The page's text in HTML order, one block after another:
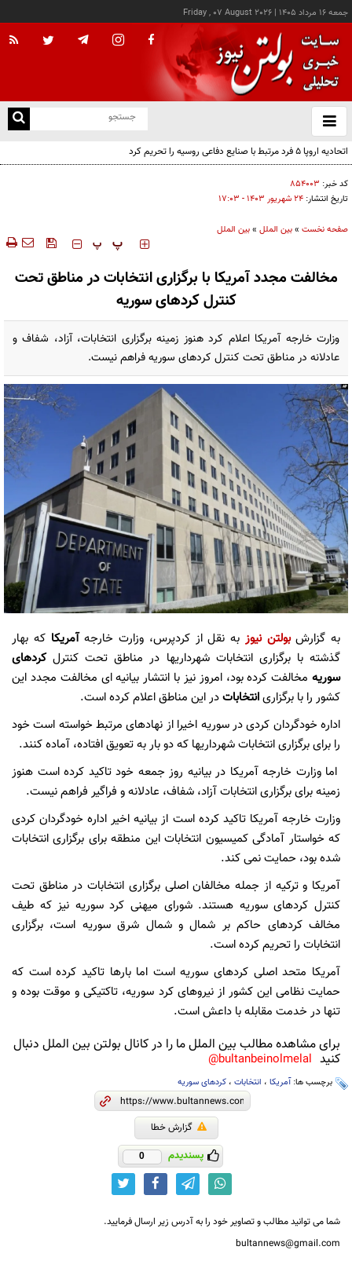
جمعه ۱۶ مرداد ۱۴۰۵ |
Friday , 07 August 2026
باز
و
اتحادیه اروپا ۵ فرد مرتبط با صنایع دفاعی روسیه را تحریم کرد
کد خبر: ۸۵۴۰۰۳
تاریخ انتشار: ۲۴ شهريور ۱۴۰۳ - ۱۷:۰۳
صفحه نخست »بین الملل »بین الملل
‍‍‍ پ پ
مخالفت مجدد آمریکا با برگزاری انتخابات در مناطق تحت
کنترل کردهای سوریه
وزارت خارجه آمریکا اعلام کرد هنوز زمینه برگزاری انتخابات، آزاد، شفاف و
عادلانه در مناطق تحت کنترل کردهای سوریه فراهم نیست.
به گزارش بولتن نیوز به نقل از کردپرس، وزارت خارجهآمریکاکه بهار
گذشته با برگزاری انتخابات شهرداریها در مناطق تحت کنترلکردهای
سوریه مخالفت کرده بود، امروز نیز با انتشار بیانیه ای مخالفت مجدد این
کشور را با برگزاریانتخاباتدر این مناطق اعلام کرده است.
اداره خودگردان کردی در سوریه اخیرا از نهادهای مرتبط خواسته است خود
را برای برگزاری انتخابات شهرداریها که دو بار به تعویق افتاده، آماده کنند.
اما وزارت خارجه آمریکا در بیانیه روز جمعه خود تاکید کرده است هنوز
زمینه برای برگزاری انتخابات آزاد، شفاف، عادلانه و فراگیر فراهم نیست.
وزارت خارجه آمریکا تاکید کرده است از بیانیه اخیر اداره خودگردان کردی
که خواستار آمادگی کمیسیون انتخابات این منطقه برای برگزاری انتخابات
شده بود، حمایت نمی کند.
آمریکا و ترکیه از جمله مخالفان اصلی برگزاری انتخابات در مناطق تحت
کنترل کردهای سوریه هستند. شورای میهنی کرد سوریه نیز که طیف
مخالف کردهای حاکم بر شمال و شمال شرق سوریه است، برگزاری
انتخابات را تحریم کرده است.
آمریکا متحد اصلی کردهای سوریه است اما بارها تاکید کرده است که
حمایت نظامی این کشور از نیروهای کرد سوریه، تاکتیکی و موقت بوده و
تنها در خدمت مقابله با داعش است.
برای مشاهده مطالب بین الملل ما را در کانال بولتن بین الملل دنبال
کنید bultanbeinolmelal@
برچسب ها:آمریکا ، انتخابات ، کردهای سوریه
گزارش خطا
پسندیدم 0
شما می توانید مطالب و تصاویر خود را به آدرس زیر ارسال فرمایید.
bultannews@gmail.com